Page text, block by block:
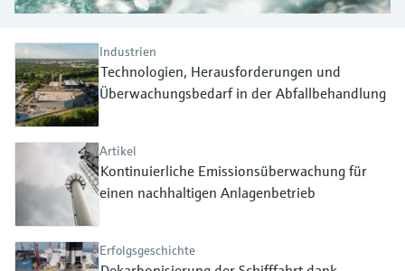
Produktspezifische Informationen und
Dokumente finden
Ersatzteilsuche
Bestellcode oder Seriennummer finden
Füllstandsmessung
Füllstandsmessung Druck
Alle ansehen
Analysatoren für Härte, Eisen,
Aluminium & Chromat
Prozessphotometer
Mikrowellentransmission
Memosens-Technologie
Alle ansehen
Industrien
Technologien, Herausforderungen und
Überwachungsbedarf in der Abfallbehandlung
Artikel
Kontinuierliche Emissionsüberwachung für
einen nachhaltigen Anlagenbetrieb
Erfolgsgeschichte